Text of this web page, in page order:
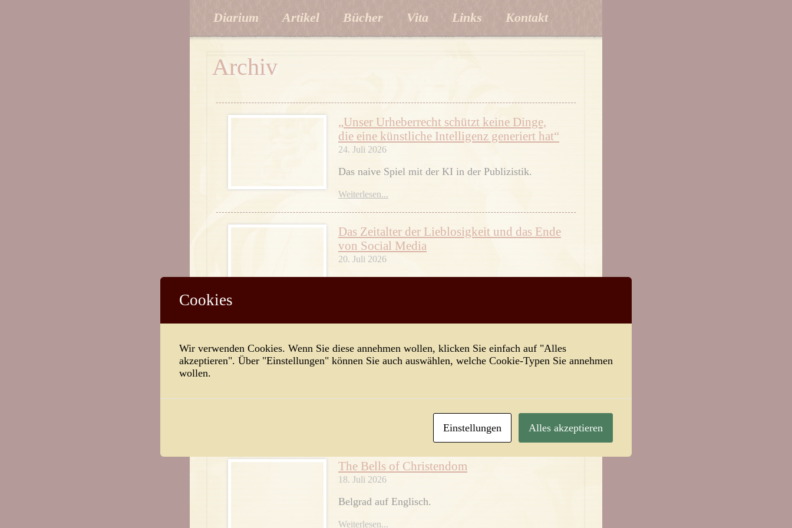
Diarium Artikel Bücher Vita Links Kontakt
Archiv
„Unser Urheberrecht schützt keine Dinge,
die eine künstliche Intelligenz generiert hat“
24. Juli 2026
Das naive Spiel mit der KI in der Publizistik.
Weiterlesen...
Das Zeitalter der Lieblosigkeit und das Ende
von Social Media
20. Juli 2026
Der homerische Patient
The Bells of Christendom
18. Juli 2026
Belgrad auf Englisch.
Weiterlesen...
Cookies
Wir verwenden Cookies. Wenn Sie diese annehmen wollen, klicken Sie einfach auf "Alles
akzeptieren". Über "Einstellungen" können Sie auch auswählen, welche Cookie-Typen Sie annehmen
wollen.
Einstellungen Alles akzeptieren